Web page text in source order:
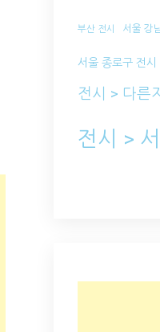
부산 전시 서울 강
서울 종로구 전시
전시 > 다른
전시 >